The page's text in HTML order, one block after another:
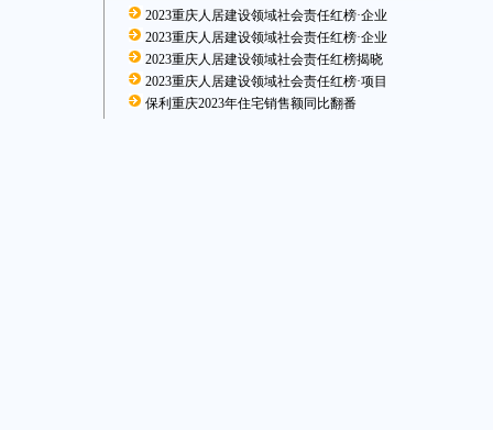
2023重庆人居建设领域社会责任红榜·企业
2023重庆人居建设领域社会责任红榜·企业
2023重庆人居建设领域社会责任红榜揭晓
2023重庆人居建设领域社会责任红榜·项目
保利重庆2023年住宅销售额同比翻番